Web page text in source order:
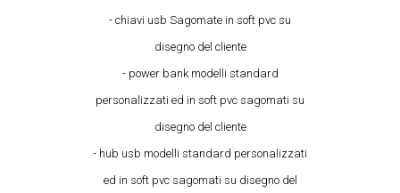
- chiavi usb Sagomate in soft pvc su
disegno del cliente
- power bank modelli standard
personalizzati ed in soft pvc sagomati su
disegno del cliente
- hub usb modelli standard personalizzati
ed in soft pvc sagomati su disegno del